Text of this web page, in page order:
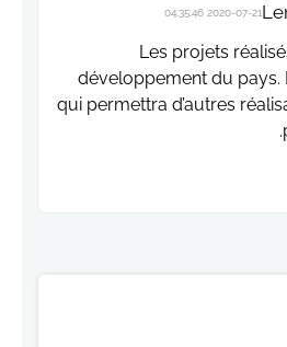
2020-07-21 04:35:46
Les projets
développement du pays.
qui permettra d’autres